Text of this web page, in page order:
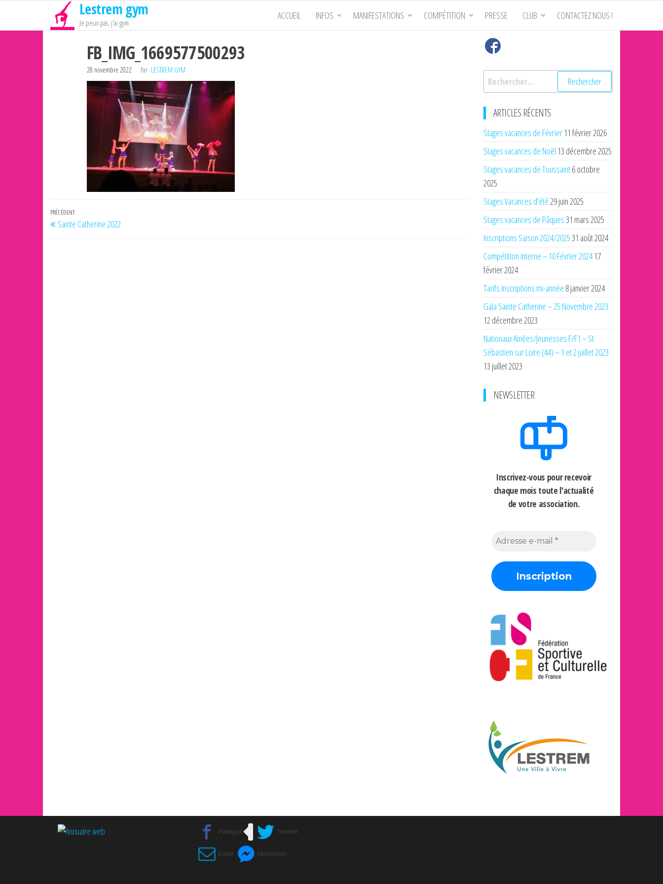
contenu
Lestrem gym
Je peux pas, j'ai gym
ACCUEIL INFOS MANIFESTATIONS COMPÉTITION PRESSE CLUB CONTACTEZ NOUS !
FB_IMG_1669577500293
28 novembre 2022 Par LESTREM GYM
Navigation
de
Article
précédent
PRÉCÉDENT
Sainte Catherine 2022
Rechercher :
ARTICLES RÉCENTS
Stages vacances de Février 11 février 2026
Stages vacances de Noël 13 décembre 2025
Stages vacances de Toussaint6 octobre
2025
Stages Vacances d’été29 juin 2025
Stages vacances de Pâques31 mars 2025
Inscriptions Saison 2024/202531 août 2024
Compétition interne – 10 Février 2024 17
février 2024
Tarifs inscriptions mi-année 8 janvier 2024
Gala Sainte Catherine – 25 Novembre 2023
12 décembre 2023
Nationaux Ainées/Jeunesses F/F1 – St
Sébastien sur Loire (44) – 1 et 2 juillet 2023
13 juillet 2023
NEWSLETTER
Inscrivez-vous pour recevoir
chaque mois toute l'actualité
de votre association.